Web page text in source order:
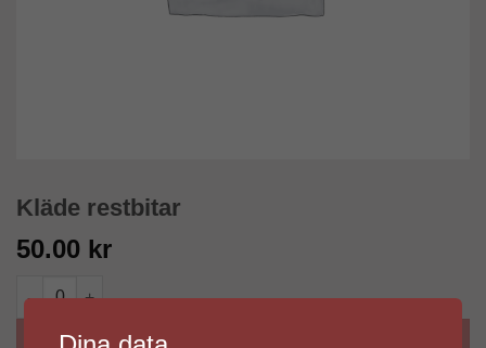
Kläde restbitar
50.00 kr
Kläde restbitar mängd
LÄGG TILL I VARUKORG